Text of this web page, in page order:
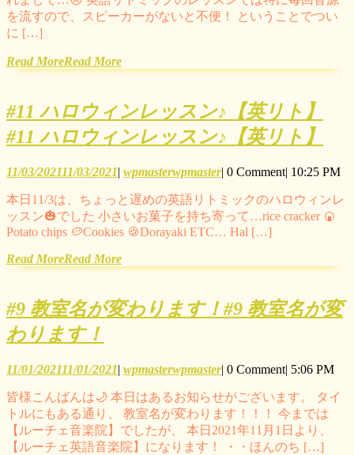
を流すので、スピーカーがないと不便！ ということでつい
に […]
Read MoreRead More
#11 ハロウィンレッスン♪【英リト】
#11 ハロウィンレッスン♪【英リト】
11/03/202111/03/2021| wpmasterwpmaster| 0 Comment| 10:25 PM
本日11/3は、ちょっと遅めの英語リトミックのハロウィンレ
ッスン🎃でした 小さいお菓子を持ち寄って…rice cracker 🍘
Potato chips 🥔Cookies 🍪Dorayaki ETC… Hal […]
Read MoreRead More
#9 教室名が変わります！#9 教室名が変
わります！
11/01/202111/01/2021| wpmasterwpmaster| 0 Comment| 5:06 PM
皆様こんばんは🌙 本日はあるお知らせがございます。 タイ
トルにもある通り、 教室名が変わります！！！ 今までは
【ルーチェ音楽院】でしたが、 本日2021年11月1日より、
【ルーチェ英語音楽院】になります！ ・・ほんのち […]